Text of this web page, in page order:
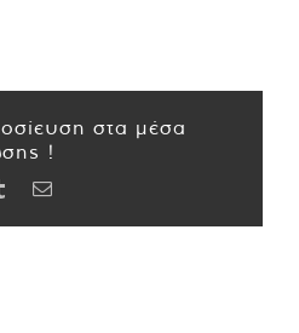
στα μέσα
!
TumblrEmail